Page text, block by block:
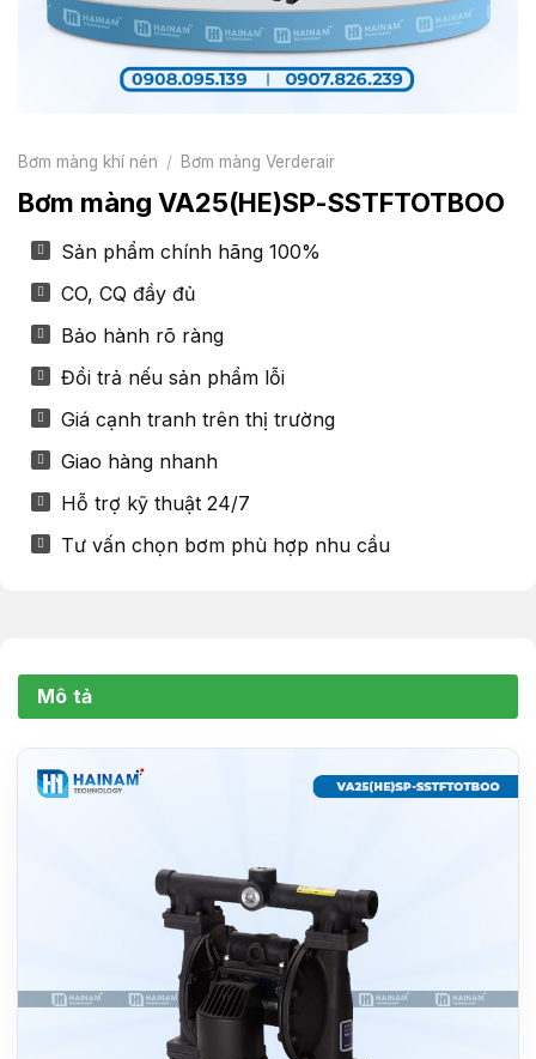
Bơm màng khí nén / Bơm màng Verderair
Bơm màng VA25(HE)SP-SSTFTOTBOO
Sản phẩm chính hãng 100%
CO, CQ đầy đủ
Bảo hành rõ ràng
Đổi trả nếu sản phẩm lỗi
Giá cạnh tranh trên thị trường
Giao hàng nhanh
Hỗ trợ kỹ thuật 24/7
Tư vấn chọn bơm phù hợp nhu cầu
Mô tả